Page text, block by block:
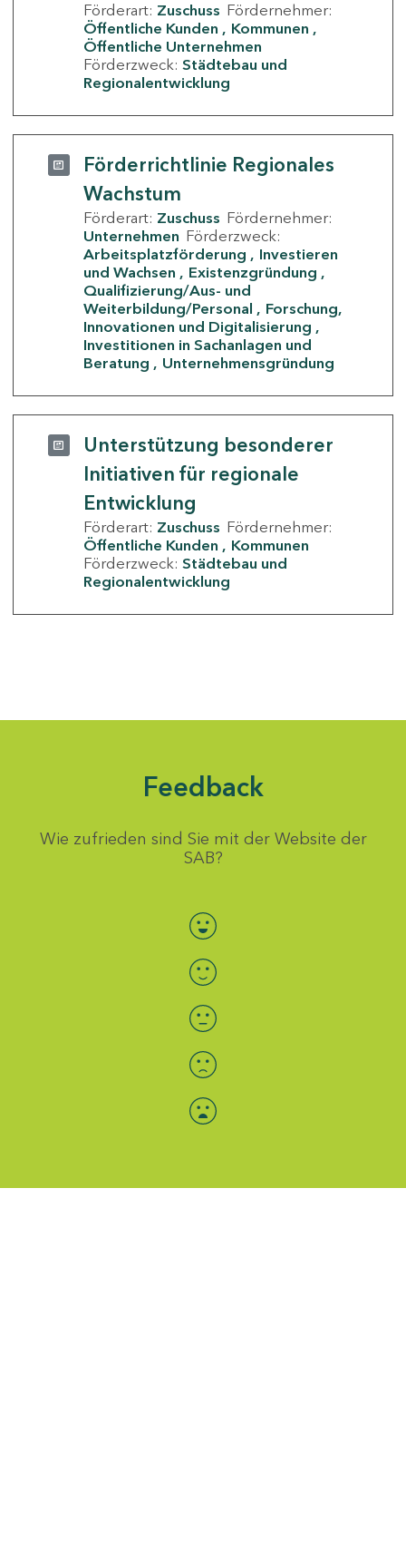
Förderart: Zuschuss Fördernehmer:
Öffentliche Kunden
Kommunen
Öffentliche Unternehmen
Förderzweck: Städtebau und
Regionalentwicklung
Förderrichtlinie Regionales
Wachstum
Förderart: Zuschuss Fördernehmer:
Unternehmen Förderzweck:
Arbeitsplatzförderung
Investieren
und Wachsen
Existenzgründung
Qualifizierung/Aus- und
Weiterbildung/Personal
Forschung,
Innovationen und Digitalisierung
Investitionen in Sachanlagen und
Beratung
Unternehmensgründung
Unterstützung besonderer
Initiativen für regionale
Entwicklung
Förderart: Zuschuss Fördernehmer:
Öffentliche Kunden
Kommunen
Förderzweck: Städtebau und
Regionalentwicklung
Feedback
Wie zufrieden sind Sie mit der Website der
SAB?
Bewertung auswählen